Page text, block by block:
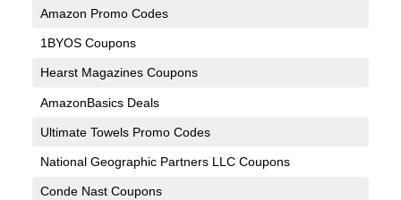
Amazon Promo Codes
1BYOS Coupons
Hearst Magazines Coupons
AmazonBasics Deals
Ultimate Towels Promo Codes
National Geographic Partners LLC Coupons
Conde Nast Coupons